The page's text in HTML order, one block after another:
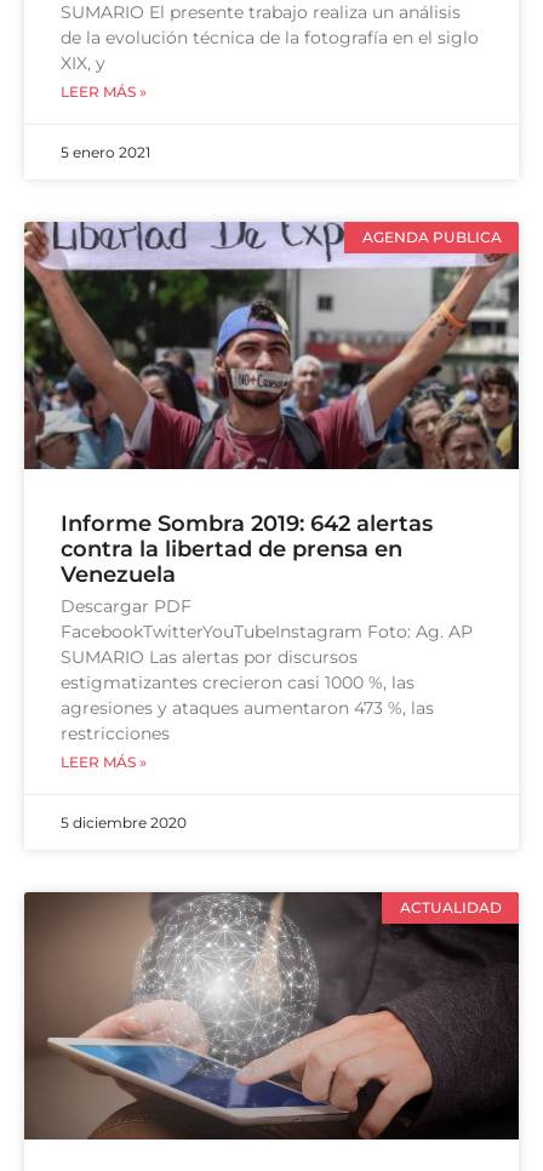
SUMARIO El presente trabajo realiza un análisis
de la evolución técnica de la fotografía en el siglo
XIX, y
LEER MÁS »
5 enero 2021
AGENDA PUBLICA
Informe Sombra 2019: 642 alertas
contra la libertad de prensa en
Venezuela
Descargar PDF
FacebookTwitterYouTubeInstagram Foto: Ag. AP
SUMARIO Las alertas por discursos
estigmatizantes crecieron casi 1000 %, las
agresiones y ataques aumentaron 473 %, las
restricciones
LEER MÁS »
5 diciembre 2020
ACTUALIDAD